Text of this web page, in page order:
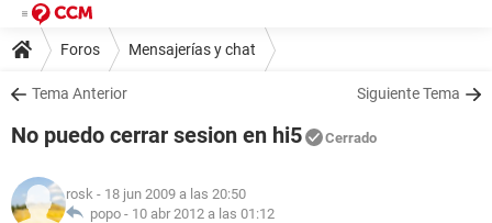
Foros Mensajerías y chat
Tema Anterior Siguiente Tema
No puedo cerrar sesion en hi5 Cerrado
rosk - 18 jun 2009 a las 20:50
popo - 10 abr 2012 a las 01:12